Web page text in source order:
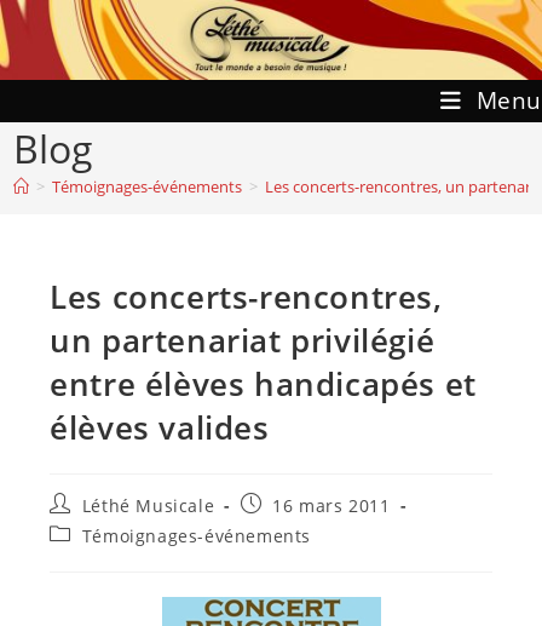
Skip
to
content
Menu
Blog
> Témoignages-événements > Les concerts-rencontres, un
Les concerts-rencontres,
un partenariat privilégié
entre élèves handicapés et
élèves valides
Auteur/autrice
de
la
Léthé Musicale
Publication
publiée :
16 mars 2011
PostTémoignages-événements